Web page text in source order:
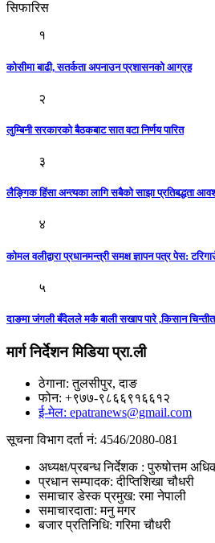
सिफारिस
१
कोसीमा बाढी, सतर्कता अपनाउन प्रशासनको आग्रह
२
लुम्बिनी सरकारको बैठकबाट सात वटा निर्णय पारित
३
लैङ्गिक हिंसा अन्त्यका लागि सबैको साझा प्रतिबद्धता
४
काेमल वलीद्वारा प्रधानमन्त्री समक्ष ज्ञापन पत्र पेस:
५
दाङमा जंगली बँदेलले मकै बाली सखाप पारे ,किसान चिन्तीत
मार्ग निर्देशन मिडिया प्रा.ली
ठेगाना: तुलसीपुर, दाङ
फोन: +९७७-९८६६९१६६१२
ई-मेल: epatranews@gmail.com
सूचना विभाग दर्ता नं: 4546/2080-081
अध्यक्ष/प्रबन्ध निर्देशक : पुरुषोत्तम
प्रधान सम्पादक: दीप्तिशिखा चौधरी
समाचार डेस्क प्रमुख: रमा नेपाली
समाचारदाता: मनु मगर
बजार प्रतिनिधि: गरिमा चौधरी